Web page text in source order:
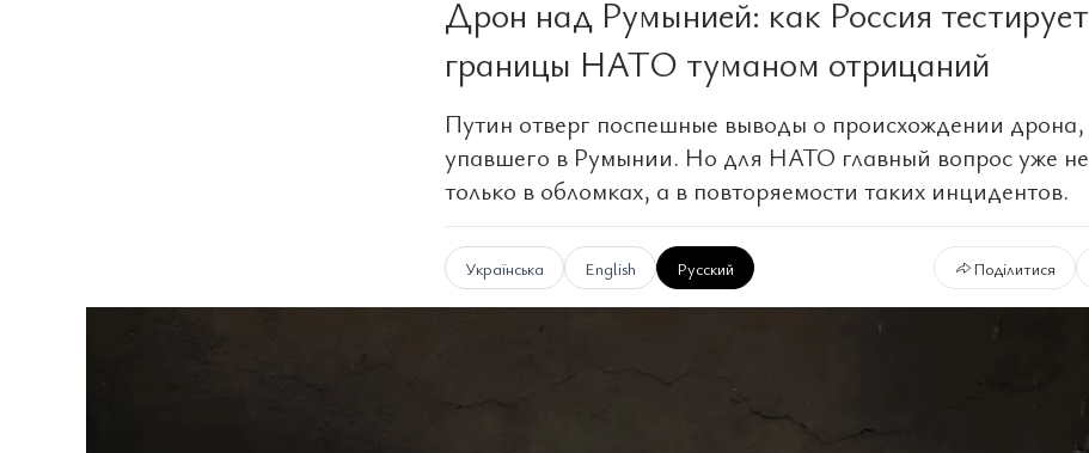
Дрон над Румынией: как Россия тестирует
границы НАТО туманом отрицаний
Путин отверг поспешные выводы о происхождении дрона,
упавшего в Румынии. Но для НАТО главный вопрос уже не
только в обломках, а в повторяемости таких инцидентов.
Українська English Русский Поділитися